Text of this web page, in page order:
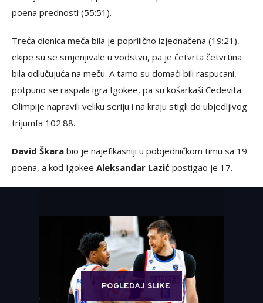
poena prednosti (55:51).
Treća dionica meča bila je poprilično izjednačena (19:21),
ekipe su se smjenjivale u vođstvu, pa je četvrta četvrtina
bila odlučujuća na meču. A tamo su domaći bili raspucani,
potpuno se raspala igra Igokee, pa su košarkaši Cedevita
Olimpije napravili veliku seriju i na kraju stigli do ubjedljivog
trijumfa 102:88.
David Škara bio je najefikasniji u pobjedničkom timu sa 19
poena, a kod Igokee Aleksandar Lazić postigao je 17.
POGLEDAJ SLIKE